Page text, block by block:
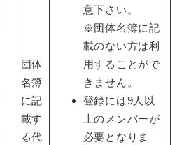
団体
名簿
に記
載す
る代
意下さい。
​※団体名簿に記
載のない方は利
用することがで
きません。
登録には9人以
上のメンバーが
必要となりま